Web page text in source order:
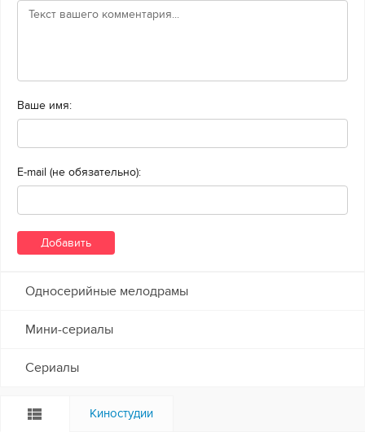
Ваше имя:
E-mail (не обязательно):
Односерийные мелодрамы
Мини-сериалы
Сериалы
Киностудии